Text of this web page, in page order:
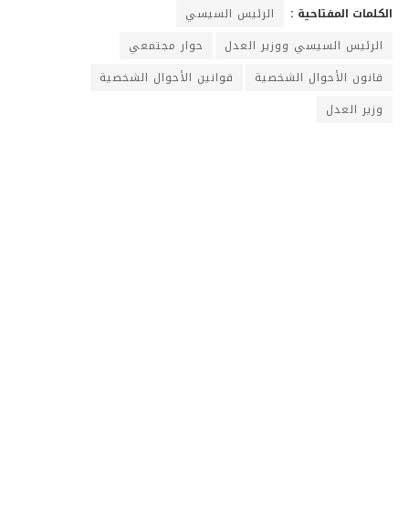
الكلمات المفتاحية :
الرئيس السيسي
الرئيس السيسي ووزير العدل
حوار مجتمعي
قانون الأحوال الشخصية
قوانين الأحوال الشخصية
وزير العدل